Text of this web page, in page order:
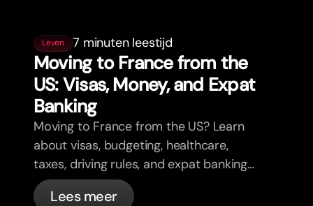
Leven 7 minuten leestijd
Moving to France from the
US: Visas, Money, and Expat
Banking
Moving to France from the US? Learn
about visas, budgeting, healthcare,
taxes, driving rules, and expat banking
in France with bunq.
Lees meer